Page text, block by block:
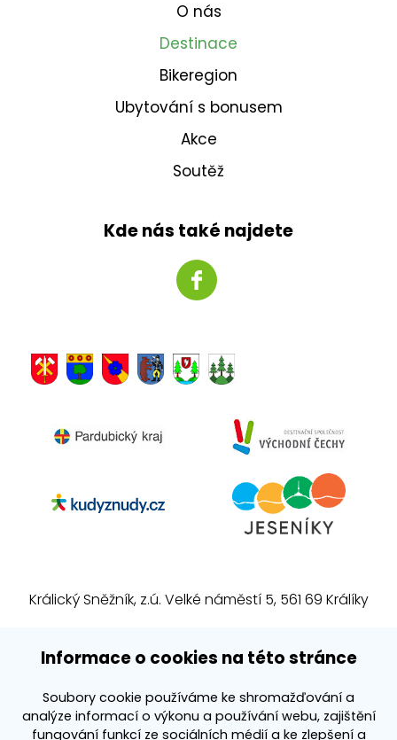
Informace o cookies na této stránce
Soubory cookie používáme ke shromažďování a
analýze informací o výkonu a používání webu, zajištění
fungování funkcí ze sociálních médií a ke zlepšení a
O nás
Destinace
Bikeregion
Ubytování s bonusem
Akce
Soutěž
Kde nás také najdete
Králický Sněžník, z.ú. Velké náměstí 5, 561 69 Králíky
E-mail:info@kralickysneznik.net
3k platforma